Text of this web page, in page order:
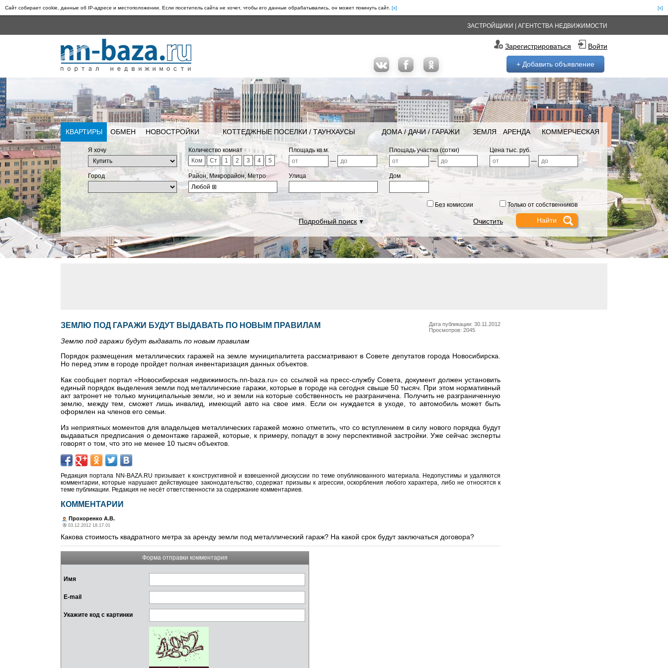
Сайт собирает cookie, данные об IP-адресе и местоположении. Если посетитель сайта не хочет, чтобы его данные обрабатывались, он может покинуть сайт. [x]
[x]
ЗАСТРОЙЩИКИ АГЕНТСТВА НЕДВИЖИМОСТИ
Зарегистрироваться Войти
+ Добавить объявление
КВАРТИРЫ ОБМЕН НОВОСТРОЙКИ КОТТЕДЖНЫЕ ПОСЕЛКИ / ТАУНХАУСЫ ДОМА / ДАЧИ / ГАРАЖИ ЗЕМЛЯ АРЕНДА КОММЕРЧЕСКАЯ
Я хочу
Количество комнат
Ком
Ст 1 2 3 4 5
Площадь кв.м.
—
Площадь участка (сотки)
—
Цена тыс. руб.
—
Город
Район, Микрорайон, Метро
Любой ⊞
Улица Дом
Без комиссии Только от собственников
Подробный поиск▼ Очистить
Дата публикации: 30.11.2012
Просмотров: 2045
ЗЕМЛЮ ПОД ГАРАЖИ БУДУТ ВЫДАВАТЬ ПО НОВЫМ ПРАВИЛАМ
Землю под гаражи будут выдавать по новым правилам
Порядок размещения металлических гаражей на земле муниципалитета рассматривают в Совете депутатов города Новосибирска.
Но перед этим в городе пройдет полная инвентаризация данных объектов.
Как сообщает портал «Новосибирская недвижимость.nn-baza.ru» со ссылкой на пресс-службу Совета, документ должен установить
единый порядок выделения земли под металлические гаражи, которые в городе на сегодня свыше 50 тысяч. При этом нормативный
акт затронет не только муниципальные земли, но и земли на которые собственность не разграничена. Получить не разграниченную
землю, между тем, сможет лишь инвалид, имеющий авто на свое имя. Если он нуждается в уходе, то автомобиль может быть
оформлен на членов его семьи.
Из неприятных моментов для владельцев металлических гаражей можно отметить, что со вступлением в силу нового порядка будут
выдаваться предписания о демонтаже гаражей, которые, к примеру, попадут в зону перспективной застройки. Уже сейчас эксперты
говорят о том, что это не менее 10 тысяч объектов.
Редакция портала NN-BAZA.RU призывает к конструктивной и взвешенной дискуссии по теме опубликованного материала. Недопустимы и удаляются
комментарии, которые нарушают действующее законодательство, содержат призывы к агрессии, оскорбления любого характера, либо не относятся к
теме публикации. Редакция не несёт ответственности за содержание комментариев.
КОММЕНТАРИИ
Прохоренко А.В.
03.12.2012 18.17.01
Какова стоимость квадратного метра за аренду земли под металлический гараж? На какой срок будут заключаться договора?
Форма отправки комментария
Имя
E-mail
Укажите код с картинки